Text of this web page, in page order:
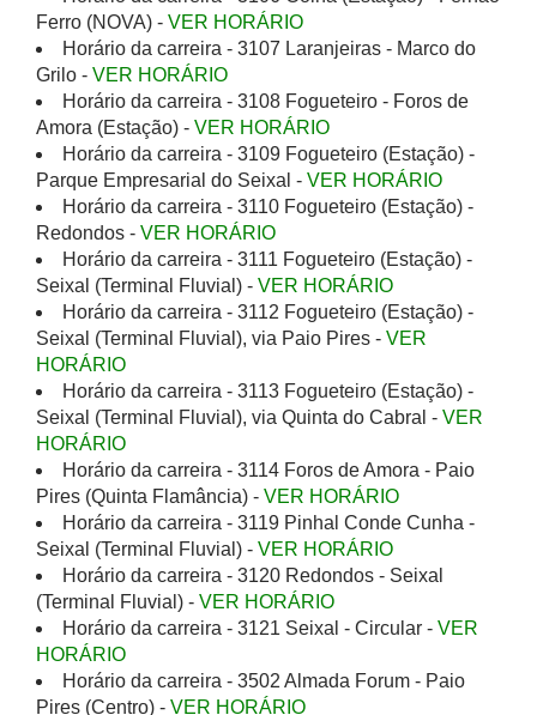
Ferro (NOVA) - VER HORÁRIO
Horário da carreira - 3107 Laranjeiras - Marco do
Grilo - VER HORÁRIO
Horário da carreira - 3108 Fogueteiro - Foros de
Amora (Estação) - VER HORÁRIO
Horário da carreira - 3109 Fogueteiro (Estação) -
Parque Empresarial do Seixal - VER HORÁRIO
Horário da carreira - 3110 Fogueteiro (Estação) -
Redondos - VER HORÁRIO
Horário da carreira - 3111 Fogueteiro (Estação) -
Seixal (Terminal Fluvial) - VER HORÁRIO
Horário da carreira - 3112 Fogueteiro (Estação) -
Seixal (Terminal Fluvial), via Paio Pires - VER
HORÁRIO
Horário da carreira - 3113 Fogueteiro (Estação) -
Seixal (Terminal Fluvial), via Quinta do Cabral - VER
HORÁRIO
Horário da carreira - 3114 Foros de Amora - Paio
Pires (Quinta Flamância) - VER HORÁRIO
Horário da carreira - 3119 Pinhal Conde Cunha -
Seixal (Terminal Fluvial) - VER HORÁRIO
Horário da carreira - 3120 Redondos - Seixal
(Terminal Fluvial) - VER HORÁRIO
Horário da carreira - 3121 Seixal - Circular - VER
HORÁRIO
Horário da carreira - 3502 Almada Forum - Paio
Pires (Centro) - VER HORÁRIO